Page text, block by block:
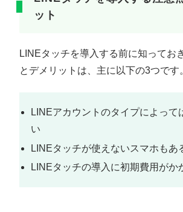
ット
LINEタッチを導入する前に知ってお
とデメリットは、主に以下の3つです
LINEアカウントのタイプによって
い
LINEタッチが使えないスマホもあ
LINEタッチの導入に初期費用がか